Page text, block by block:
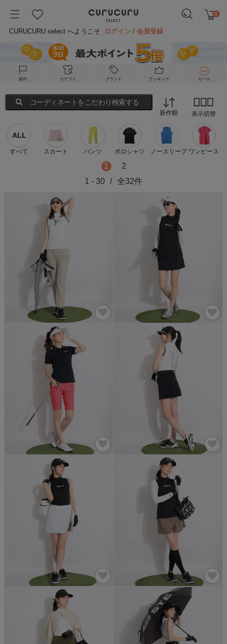
0
CURUCURU select へようこそ ログイン /会員登録
新作 カテゴリ ブランド ランキング セール
コーディネートをこだわり検索する
新作順 表示切替
ALL
すべて スカート パンツ ポロシャツ ノースリーブ ワンピース
1
2
1 - 30 / 全32件